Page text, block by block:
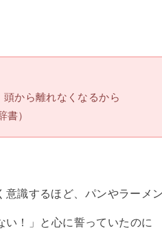
頭から離れなくなるから
書）
意識するほど、パンやラーメ
い！」と心に誓っていたのに